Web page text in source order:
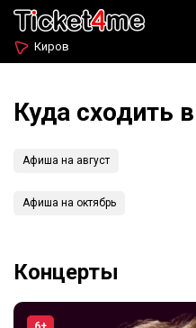
Киров
Куда сходить
Афиша на август
Афиша на октябрь
Концерты